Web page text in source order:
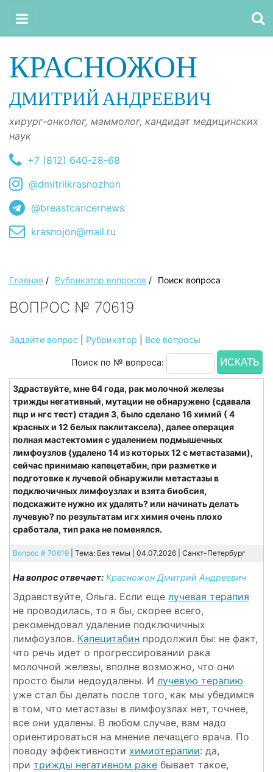
КРАСНОЖОН
ДМИТРИЙ АНДРЕЕВИЧ
хирург-онколог, маммолог, кандидат медицинских
наук
+7 (812) 640-28-68
@dmitriikrasnozhon
@breastcancernews
krasnojon@mail.ru
Главная / Рубрикатор вопросов / Поиск вопроса
ВОПРОС № 70619
Задайте вопрос Рубрикатор Все вопросы
Поиск по № вопроса:
Здраствуйте, мне 64 года, рак молочной железы
трижды негативный, мутации не обнаружено (сдавала
пцр и нгс тест) стадия 3, было сделано 16 химий ( 4
красных и 12 белых паклитаксела), далее операция
полная мастектомия с удалением подмышечных
лимфоузлов (удалено 14 из которых 12 с метастазами),
сейчас принимаю капецетабин, при разметке и
подготовке к лучевой обнаружили метастазы в
подключичных лимфоузлах и взята биобсия,
подскажите нужно их удалять? или начинать делать
лучевую? по результатам игх химия очень плохо
сработала, тип рака не поменялся.
Вопрос # 70619 | Тема: Без темы | 04.07.2026 | Санкт-Петербург
На вопрос отвечает: Красножон Дмитрий Андреевич
Здравствуйте, Ольга. Если еще лучевая терапия
не проводилась, то я бы, скорее всего,
рекомендовал удаление подключичных
лимфоузлов. Капецитабин продолжил бы: не факт,
что речь идет о прогрессировании рака
молочной железы, вполне возможно, что они
просто были недоудалены. И лучевую терапию
уже стал бы делать после того, как мы убедимся
в том, что метастазы в лимфоузлах нет, точнее,
все они удалены. В любом случае, вам надо
ориентироваться на мнение лечащего врача. По
поводу эффективности химиотерапии: да,
при трижды негативном раке бывает такое,